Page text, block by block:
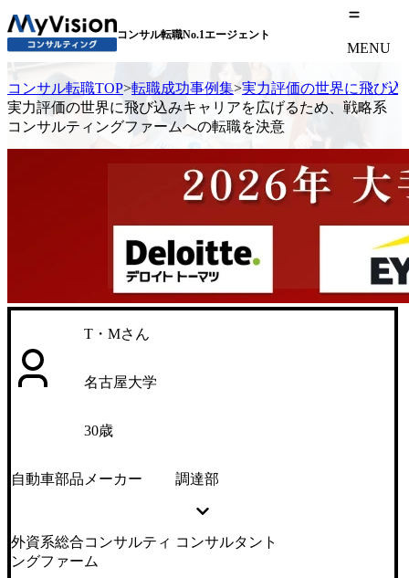
コンサル転職No.1エージェント
MENU
コンサル転職TOP>転職成功事例集>実力評価の世界に飛び込
実力評価の世界に飛び込みキャリアを広げるため、戦略系
コンサルティングファームへの転職を決意
T・Mさん
名古屋大学
30歳
自動車部品メーカー 調達部
外資系総合コンサルティ
ングファーム
コンサルタント